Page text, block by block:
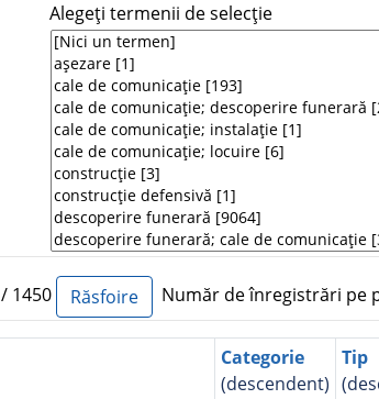
Alegeţi termenii de selecţie
/ 1450 Număr de înregistrări pe
Categorie
(descendent)
Tip